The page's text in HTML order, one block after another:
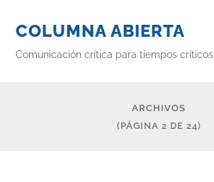
COLUMNA ABIERTA
Comunicación crítica para tiempos críticos
ARCHIVOS
(PÁGINA 2 DE 24)